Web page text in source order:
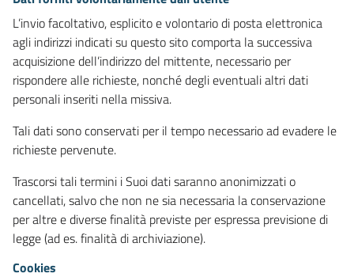
L’invio facoltativo, esplicito e volontario di posta elettronica
agli indirizzi indicati su questo sito comporta la successiva
acquisizione dell’indirizzo del mittente, necessario per
rispondere alle richieste, nonché degli eventuali altri dati
personali inseriti nella missiva.
Tali dati sono conservati per il tempo necessario ad evadere le
richieste pervenute.
Trascorsi tali termini i Suoi dati saranno anonimizzati o
cancellati, salvo che non ne sia necessaria la conservazione
per altre e diverse finalità previste per espressa previsione di
legge (ad es. finalità di archiviazione).
Cookies